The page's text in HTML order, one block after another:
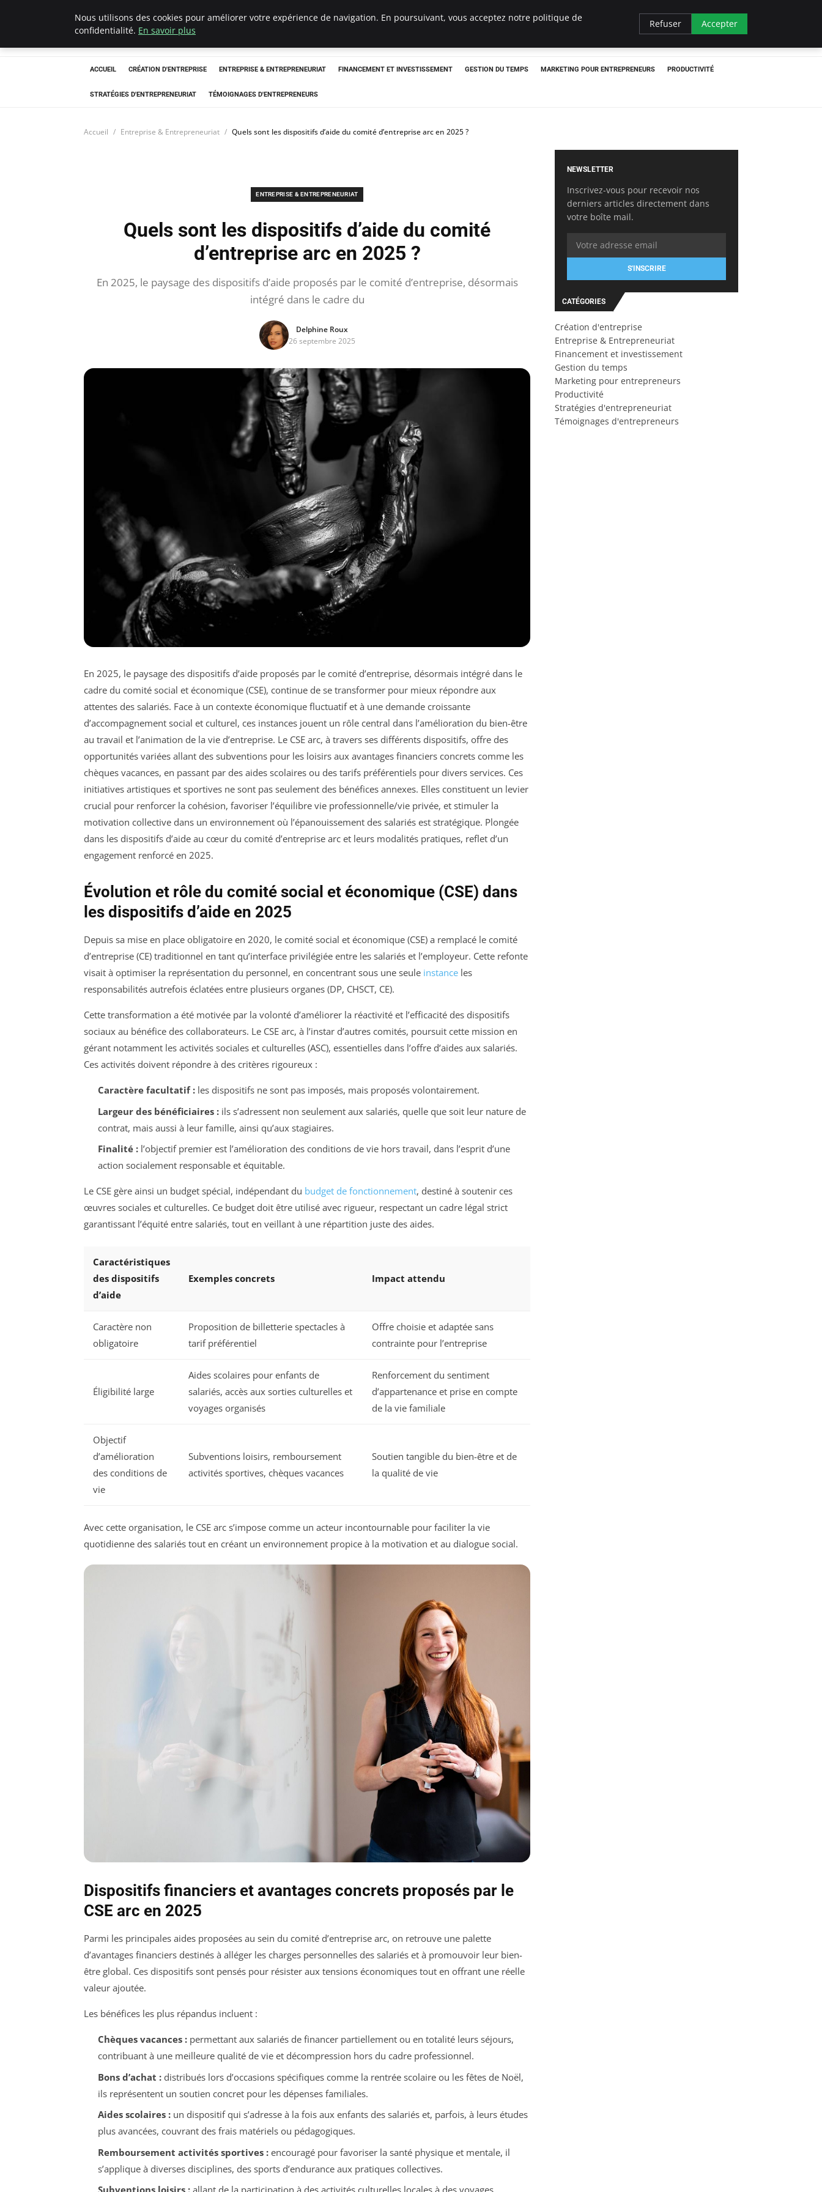
LECFCM
ACCUEIL CRÉATION D'ENTREPRISE ENTREPRISE & ENTREPRENEURIAT FINANCEMENT ET INVESTISSEMENT GESTION DU TEMPS MARKETING POUR ENTREPRENEURS PRODUCTIVITÉ
STRATÉGIES D'ENTREPRENEURIAT TÉMOIGNAGES D'ENTREPRENEURS
Accueil Entreprise & Entrepreneuriat Quels sont les dispositifs d’aide du comité d’entreprise arc en 2025 ?
ENTREPRISE & ENTREPRENEURIAT
Quels sont les dispositifs d’aide du comité
d’entreprise arc en 2025 ?
En 2025, le paysage des dispositifs d’aide proposés par le comité d’entreprise, désormais
intégré dans le cadre du
Delphine Roux
26 septembre 2025
En 2025, le paysage des dispositifs d’aide proposés par le comité d’entreprise, désormais intégré dans le
cadre du comité social et économique (CSE), continue de se transformer pour mieux répondre aux
attentes des salariés. Face à un contexte économique fluctuatif et à une demande croissante
d’accompagnement social et culturel, ces instances jouent un rôle central dans l’amélioration du bien-être
au travail et l’animation de la vie d’entreprise. Le CSE arc, à travers ses différents dispositifs, offre des
opportunités variées allant des subventions pour les loisirs aux avantages financiers concrets comme les
chèques vacances, en passant par des aides scolaires ou des tarifs préférentiels pour divers services. Ces
initiatives artistiques et sportives ne sont pas seulement des bénéfices annexes. Elles constituent un levier
crucial pour renforcer la cohésion, favoriser l’équilibre vie professionnelle/vie privée, et stimuler la
motivation collective dans un environnement où l’épanouissement des salariés est stratégique. Plongée
dans les dispositifs d’aide au cœur du comité d’entreprise arc et leurs modalités pratiques, reflet d’un
engagement renforcé en 2025.
Évolution et rôle du comité social et économique (CSE) dans
les dispositifs d’aide en 2025
Depuis sa mise en place obligatoire en 2020, le comité social et économique (CSE) a remplacé le comité
d’entreprise (CE) traditionnel en tant qu’interface privilégiée entre les salariés et l’employeur. Cette refonte
visait à optimiser la représentation du personnel, en concentrant sous une seule instance les
responsabilités autrefois éclatées entre plusieurs organes (DP, CHSCT, CE).
Cette transformation a été motivée par la volonté d’améliorer la réactivité et l’efficacité des dispositifs
sociaux au bénéfice des collaborateurs. Le CSE arc, à l’instar d’autres comités, poursuit cette mission en
gérant notamment les activités sociales et culturelles (ASC), essentielles dans l’offre d’aides aux salariés.
Ces activités doivent répondre à des critères rigoureux :
Caractère facultatif :les dispositifs ne sont pas imposés, mais proposés volontairement.
Largeur des bénéficiaires :ils s’adressent non seulement aux salariés, quelle que soit leur nature de
contrat, mais aussi à leur famille, ainsi qu’aux stagiaires.
Finalité :l’objectif premier est l’amélioration des conditions de vie hors travail, dans l’esprit d’une
action socialement responsable et équitable.
Le CSE gère ainsi un budget spécial, indépendant du budget de fonctionnement, destiné à soutenir ces
œuvres sociales et culturelles. Ce budget doit être utilisé avec rigueur, respectant un cadre légal strict
garantissant l’équité entre salariés, tout en veillant à une répartition juste des aides.
Caractéristiques
des dispositifs
d’aide
Exemples concrets Impact attendu
Caractère non
obligatoire
Proposition de billetterie spectacles à
tarif préférentiel
Offre choisie et adaptée sans
contrainte pour l’entreprise
Éligibilité large
Aides scolaires pour enfants de
salariés, accès aux sorties culturelles et
voyages organisés
Renforcement du sentiment
d’appartenance et prise en compte
de la vie familiale
Objectif
d’amélioration
des conditions de
vie
Subventions loisirs, remboursement
activités sportives, chèques vacances
Soutien tangible du bien-être et de
la qualité de vie
Avec cette organisation, le CSE arc s’impose comme un acteur incontournable pour faciliter la vie
quotidienne des salariés tout en créant un environnement propice à la motivation et au dialogue social.
Dispositifs financiers et avantages concrets proposés par le
CSE arc en 2025
Parmi les principales aides proposées au sein du comité d’entreprise arc, on retrouve une palette
d’avantages financiers destinés à alléger les charges personnelles des salariés et à promouvoir leur bien-
être global. Ces dispositifs sont pensés pour résister aux tensions économiques tout en offrant une réelle
valeur ajoutée.
Les bénéfices les plus répandus incluent :
Chèques vacances :permettant aux salariés de financer partiellement ou en totalité leurs séjours,
contribuant à une meilleure qualité de vie et décompression hors du cadre professionnel.
Bons d’achat :distribués lors d’occasions spécifiques comme la rentrée scolaire ou les fêtes de Noël,
ils représentent un soutien concret pour les dépenses familiales.
Aides scolaires :un dispositif qui s’adresse à la fois aux enfants des salariés et, parfois, à leurs études
plus avancées, couvrant des frais matériels ou pédagogiques.
Remboursement activités sportives :encouragé pour favoriser la santé physique et mentale, il
s’applique à diverses disciplines, des sports d’endurance aux pratiques collectives.
NEWSLETTER
Inscrivez-vous pour recevoir nos
derniers articles directement dans
votre boîte mail.
S'INSCRIRE
CATÉGORIES
Création d'entreprise
Entreprise & Entrepreneuriat
Financement et investissement
Gestion du temps
Marketing pour entrepreneurs
Productivité
Stratégies d'entrepreneuriat
Témoignages d'entrepreneurs
Nous utilisons des cookies pour améliorer votre expérience de navigation. En poursuivant, vous acceptez notre politique de
confidentialité. En savoir plus
Refuser Accepter